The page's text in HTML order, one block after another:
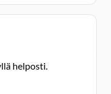
helposti.